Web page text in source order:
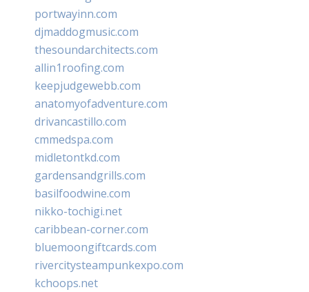
portwayinn.com
djmaddogmusic.com
thesoundarchitects.com
allin1roofing.com
keepjudgewebb.com
anatomyofadventure.com
drivancastillo.com
cmmedspa.com
midletontkd.com
gardensandgrills.com
basilfoodwine.com
nikko-tochigi.net
caribbean-corner.com
bluemoongiftcards.com
rivercitysteampunkexpo.com
kchoops.net